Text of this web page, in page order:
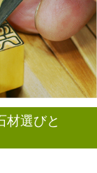
材選びと